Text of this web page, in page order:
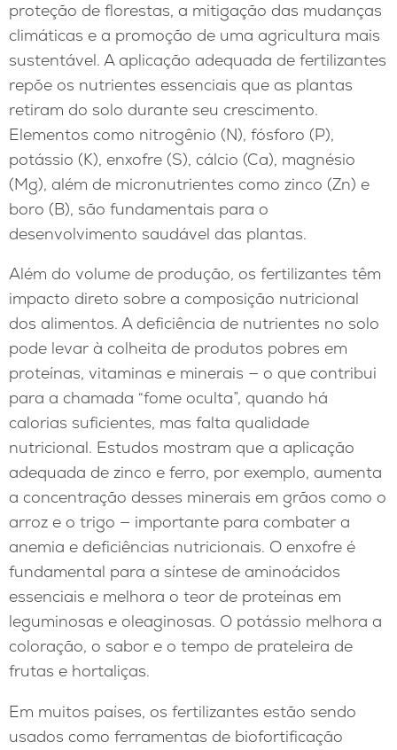
proteção de florestas, a mitigação das mudanças
climáticas e a promoção de uma agricultura mais
sustentável. A aplicação adequada de fertilizantes
repõe os nutrientes essenciais que as plantas
retiram do solo durante seu crescimento.
Elementos como nitrogênio (N), fósforo (P),
potássio (K), enxofre (S), cálcio (Ca), magnésio
(Mg), além de micronutrientes como zinco (Zn) e
boro (B), são fundamentais para o
desenvolvimento saudável das plantas.
Além do volume de produção, os fertilizantes têm
impacto direto sobre a composição nutricional
dos alimentos. A deficiência de nutrientes no solo
pode levar à colheita de produtos pobres em
proteínas, vitaminas e minerais — o que contribui
para a chamada “fome oculta”, quando há
calorias suficientes, mas falta qualidade
nutricional. Estudos mostram que a aplicação
adequada de zinco e ferro, por exemplo, aumenta
a concentração desses minerais em grãos como o
arroz e o trigo — importante para combater a
anemia e deficiências nutricionais. O enxofre é
fundamental para a síntese de aminoácidos
essenciais e melhora o teor de proteínas em
leguminosas e oleaginosas. O potássio melhora a
coloração, o sabor e o tempo de prateleira de
frutas e hortaliças.
Em muitos países, os fertilizantes estão sendo
usados como ferramentas de biofortificação